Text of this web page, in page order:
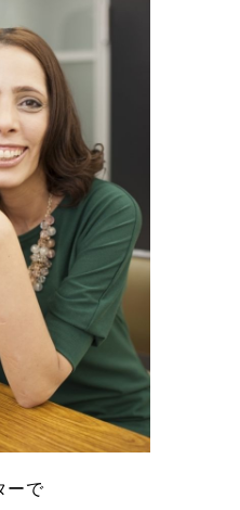
ーで